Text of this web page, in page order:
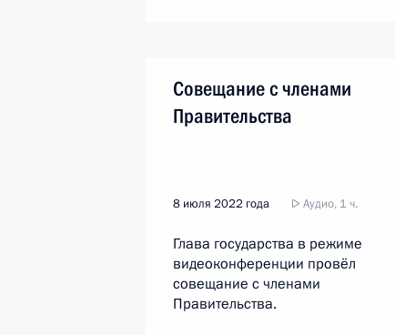
Совещание с членами
Правительства
8 июля 2022 года Аудио, 1 ч.
Глава государства в режиме
видеоконференции провёл
совещание с членами
Правительства.